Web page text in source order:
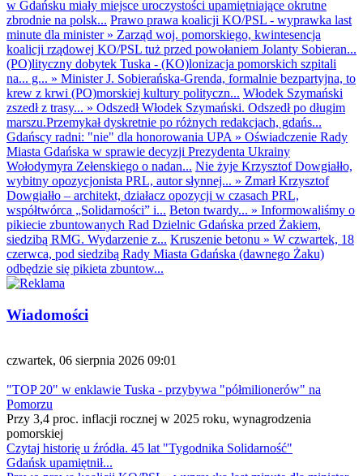
w Gdańsku miały miejsce uroczystości upamiętniające okrutne
zbrodnie na polsk... Prawo prawa koalicji KO/PSL - wyprawka last
minute dla minister» Zarząd woj. pomorskiego, kwintesencja
koalicji rządowej KO/PSL tuż przed powołaniem Jolanty Sobieran...
(PO)lityczny dobytek Tuska - (KO)lonizacja pomorskich szpitali
na... g... » Minister J. Sobierańska-Grenda, formalnie bezpartyjna, to
krew z krwi (PO)morskiej kultury polityczn... Włodek Szymański
zszedł z trasy... » Odszedł Włodek Szymański. Odszedł po długim
marszu.Przemykał dyskretnie po różnych redakcjach, gdańs...
Gdańscy radni: "nie" dla honorowania UPA » Oświadczenie Rady
Miasta Gdańska w sprawie decyzji Prezydenta Ukrainy
Wołodymyra Zełenskiego o nadan... Nie żyje Krzysztof Dowgiałło,
wybitny opozycjonista PRL, autor słynnej... » Zmarł Krzysztof
Dowgiałło – architekt, działacz opozycji w czasach PRL,
współtwórca „Solidarności” i... Beton twardy... » Informowaliśmy o
pikiecie zbuntowanych Rad Dzielnic Gdańska przed Żakiem,
siedzibą RMG. Wydarzenie z... Kruszenie betonu » W czwartek, 18
czerwca, pod siedzibą Rady Miasta Gdańska (dawnego Żaku)
odbędzie się pikieta zbuntow...
Wiadomości
czwartek, 06 sierpnia 2026 09:01
"TOP 20" w enklawie Tuska - przybywa "półmilionerów" na
Pomorzu
Przy 3,4 proc. inflacji rocznej w 2025 roku, wynagrodzenia
pomorskiej
Czytaj historię u źródła. 45 lat "Tygodnika Solidarność"
Gdańsk upamiętnił...